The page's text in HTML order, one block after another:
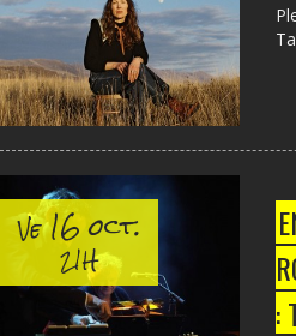
Ve16 oct.
21H
: